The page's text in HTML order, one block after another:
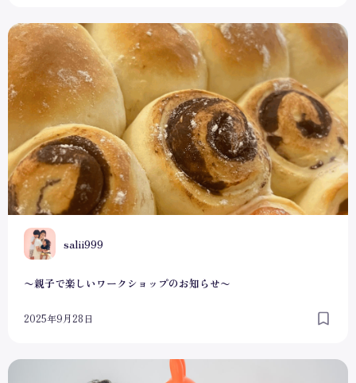
S salii999
〜親子で楽しいワークショップのお知らせ〜
2025年9月28日
〜親子で楽しいワークショップのお知らせ〜
自己紹介